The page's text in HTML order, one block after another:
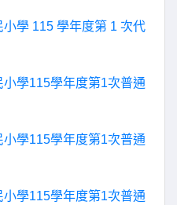
學 115 學年度第 1 次代
學115學年度第1次普通
學115學年度第1次普通
學115學年度第1次普通